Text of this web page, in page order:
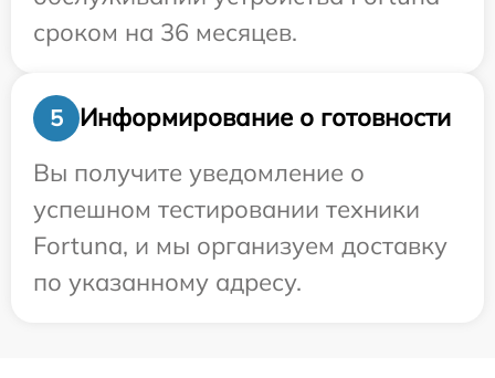
сроком на 36 месяцев.
5
Информирование о готовности
Вы получите уведомление о
успешном тестировании техники
Fortuna, и мы организуем доставку
по указанному адресу.